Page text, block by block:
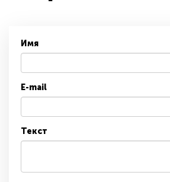
Имя
E-mail
Текст